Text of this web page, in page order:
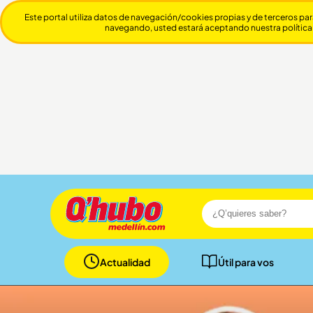
Actualidad Útil para vos
Este portal utiliza datos de navegación/cookies propias y de terceros
navegando, usted estará aceptando nuestra